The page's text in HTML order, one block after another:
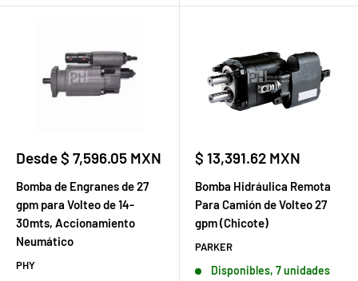
Precio
venta
Desde $ 7,596.05 MXN
Bomba de Engranes de 27
gpm para Volteo de 14-
30mts, Accionamiento
Neumático
PHY
Precio
venta
$ 13,391.62 MXN
Bomba Hidráulica Remota
Para Camión de Volteo 27
gpm (Chicote)
PARKER
Disponibles, 7 unidades